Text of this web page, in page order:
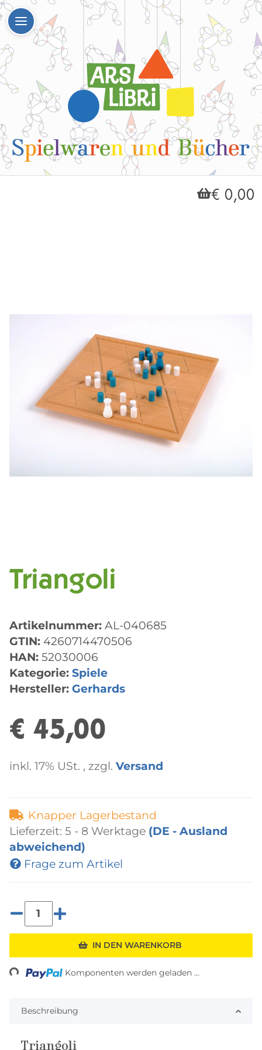
€ 0,00
Triangoli
Artikelnummer: AL-040685
GTIN: 4260714470506
HAN: 52030006
Kategorie: Spiele
Hersteller: Gerhards
€ 45,00
inkl. 17% USt. , zzgl. Versand
Knapper Lagerbestand
Lieferzeit: 5 - 8 Werktage (DE - Ausland
abweichend)
Frage zum Artikel
IN DEN WARENKORB
Komponenten werden geladen ...
Beschreibung
Triangoli